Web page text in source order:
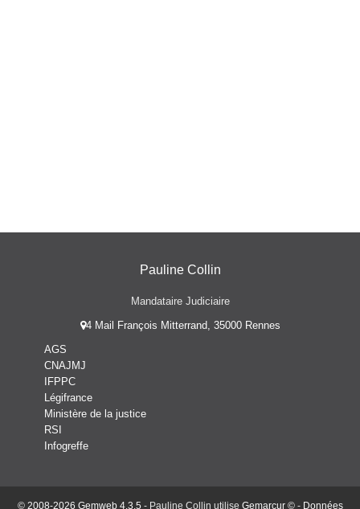
Pauline Collin
Mandataire Judiciaire
4 Mail François Mitterrand, 35000 Rennes
AGS
CNAJMJ
IFPPC
Légifrance
Ministère de la justice
RSI
Infogreffe
© 2008-2026 Gemweb 4.3.5 - Pauline Collin utilise Gemarcur ©- Données